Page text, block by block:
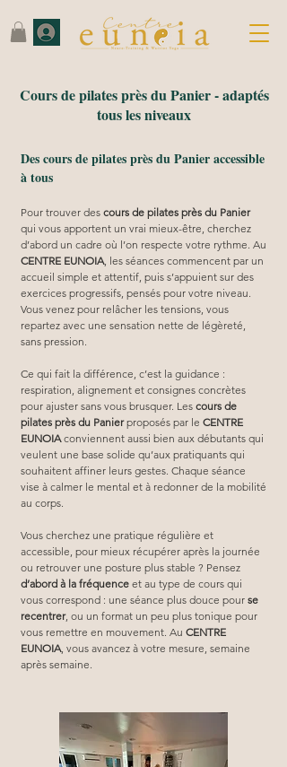
Cours de pilates près du Panier - adaptés
tous les niveaux
Des cours de pilates près du Panier accessible
à tous
Pour trouver des cours de pilates près du Panier
qui vous apportent un vrai mieux-être, cherchez
d’abord un cadre où l’on respecte votre rythme. Au
CENTRE EUNOIA, les séances commencent par un
accueil simple et attentif, puis s’appuient sur des
exercices progressifs, pensés pour votre niveau.
Vous venez pour relâcher les tensions, vous
repartez avec une sensation nette de légèreté,
sans pression.
Ce qui fait la différence, c’est la guidance :
respiration, alignement et consignes concrètes
pour ajuster sans vous brusquer. Les cours de
pilates près du Panier proposés par le CENTRE
EUNOIA conviennent aussi bien aux débutants qui
veulent une base solide qu’aux pratiquants qui
souhaitent affiner leurs gestes. Chaque séance
vise à calmer le mental et à redonner de la mobilité
au corps.
Vous cherchez une pratique régulière et
accessible, pour mieux récupérer après la journée
ou retrouver une posture plus stable ? Pensez
d’abord à la fréquence et au type de cours qui
vous correspond : une séance plus douce pour se
recentrer, ou un format un peu plus tonique pour
vous remettre en mouvement. Au CENTRE
EUNOIA, vous avancez à votre mesure, semaine
après semaine.